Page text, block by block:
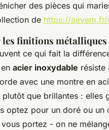
des pièces qui
de https://
les finitions métalliques
ce qui fait la
acier inoxydable résiste
avec une montre en
que brillantes : elles
optez pour un doré ou
portez - on ne